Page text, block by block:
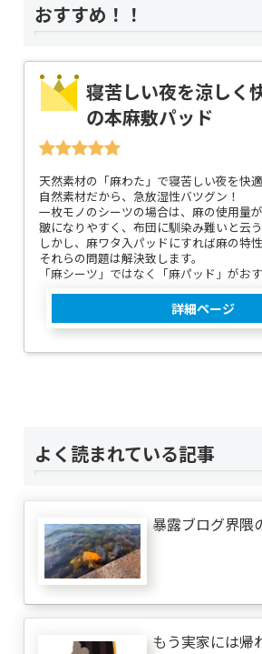
おすすめ！！
寝苦しい夜を涼しく
の本麻敷パッド
天然素材の「麻わた」で寝苦しい夜を快
自然素材だから、急放湿性バツグン！
一枚モノのシーツの場合は、麻の使用量
皺になりやすく、布団に馴染み難いと云う
しかし、麻ワタ入パッドにすれば麻の特
それらの問題は解決致します。
「麻シーツ」ではなく「麻パッド」がお
詳細ページ
よく読まれている記事
暴露ブログ界隈
もう実家には帰